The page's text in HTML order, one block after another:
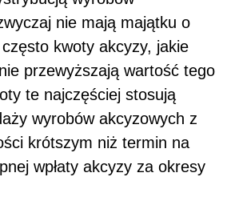
nie mają majątku o
kwoty akcyzy, jakie
przewyższają wartość tego
te najczęściej stosują
wyrobów akcyzowych z
krótszym niż termin na
wpłaty akcyzy za okresy